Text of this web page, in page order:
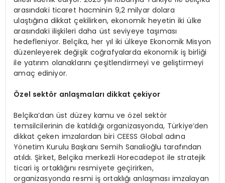
arasındaki ticaret hacminin 9,2 milyar dolara
ulaştığına dikkat çekilirken, ekonomik heyetin iki ülke
arasındaki ilişkileri daha üst seviyeye taşıması
hedefleniyor. Belçika, her yıl iki ülkeye Ekonomik Misyon
düzenleyerek değişik coğrafyalarda ekonomik iş birliği
ile yatırım olanaklarını çeşitlendirmeyi ve geliştirmeyi
amaç ediniyor.
Özel sektör anlaşmaları dikkat çekiyor
Belçika’dan üst düzey kamu ve özel sektör
temsilcilerinin de katıldığı organizasyonda, Türkiye’den
dikkat çeken imzalardan biri CEESS Global adına
Yönetim Kurulu Başkanı Semih Sarıalioğlu tarafından
atıldı. Şirket, Belçika merkezli Horecadepot ile stratejik
ticari iş ortaklığını resmiyete geçirirken,
organizasyonda resmi iş ortaklığı anlaşması imzalayan